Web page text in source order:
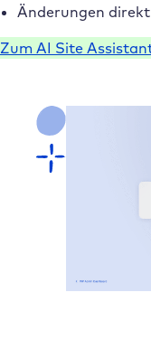
Änderungen
Zum AI Site